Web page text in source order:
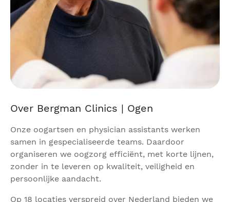
Over Bergman Clinics | Ogen
Onze oogartsen en physician assistants werken
samen in gespecialiseerde teams. Daardoor
organiseren we oogzorg efficiënt, met korte lijnen,
zonder in te leveren op kwaliteit, veiligheid en
persoonlijke aandacht.
Op 18 locaties verspreid over Nederland bieden we